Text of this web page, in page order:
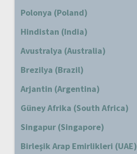
Polonya (Poland)
Hindistan (India)
Avustralya (Australia)
Brezilya (Brazil)
Arjantin (Argentina)
Güney Afrika (South Africa)
Singapur (Singapore)
Birleşik Arap Emirlikleri (UAE)